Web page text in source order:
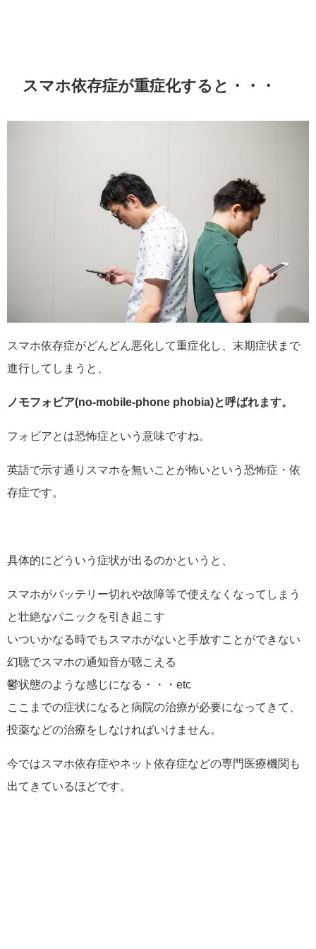
スマホ依存症が重症化すると・・・
スマホ依存症がどんどん悪化して重症化し、末期症状まで
進行してしまうと、
ノモフォビア(no-mobile-phone phobia)と呼ばれます。
フォビアとは恐怖症という意味ですね。
英語で示す通りスマホを無いことが怖いという恐怖症・依
存症です。
具体的にどういう症状が出るのかというと、
スマホがバッテリー切れや故障等で使えなくなってしまう
と壮絶なパニックを引き起こす
いついかなる時でもスマホがないと手放すことができない
幻聴でスマホの通知音が聴こえる
鬱状態のような感じになる・・・etc
ここまでの症状になると病院の治療が必要になってきて、
投薬などの治療をしなければいけません。
今ではスマホ依存症やネット依存症などの専門医療機関も
出てきているほどです。